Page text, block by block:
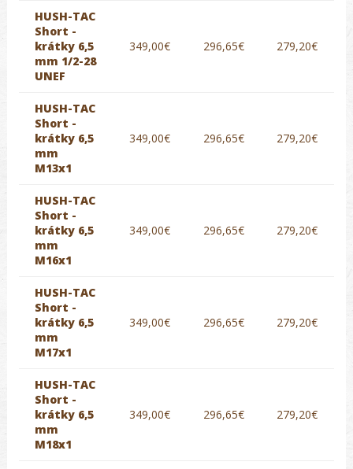
HUSH-TAC
Short -
krátky 6,5
mm 1/2-28
UNEF
349,00€ 296,65€ 279,20€
HUSH-TAC
Short -
krátky 6,5
mm
M13x1
349,00€ 296,65€ 279,20€
HUSH-TAC
Short -
krátky 6,5
mm
M16x1
349,00€ 296,65€ 279,20€
HUSH-TAC
Short -
krátky 6,5
mm
M17x1
349,00€ 296,65€ 279,20€
HUSH-TAC
Short -
krátky 6,5
mm
M18x1
349,00€ 296,65€ 279,20€